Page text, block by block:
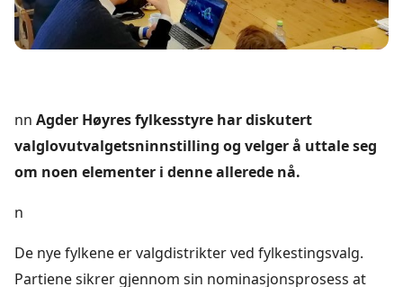
nn Agder Høyres fylkesstyre har diskutert
valglovutvalgetsninnstilling og velger å uttale seg
om noen elementer i denne allerede nå.
n
De nye fylkene er valgdistrikter ved fylkestingsvalg.
Partiene sikrer gjennom sin nominasjonsprosess at